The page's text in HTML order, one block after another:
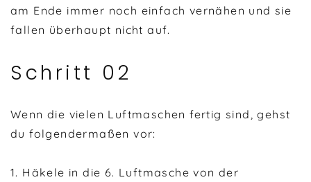
am Ende immer noch einfach vernähen und sie
fallen überhaupt nicht auf.
Schritt 02
Wenn die vielen Luftmaschen fertig sind, gehst
du folgendermaßen vor:
1. Häkele in die 6. Luftmasche von der